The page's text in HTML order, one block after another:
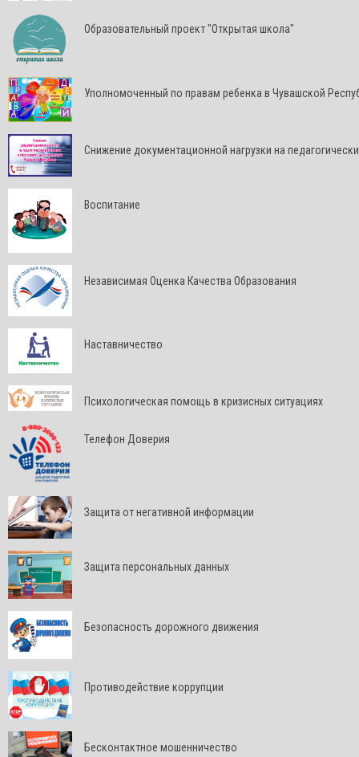
Образовательный проект "Открытая школа"
Уполномоченный по правам ребенка в Чувашской
Снижение документационной нагрузки на
Воспитание
Независимая Оценка Качества Образования
Наставничество
Психологическая помощь в кризисных ситуациях
Телефон Доверия
Защита от негативной информации
Защита персональных данных
Безопасность дорожного движения
Противодействие коррупции
Бесконтактное мошенничество